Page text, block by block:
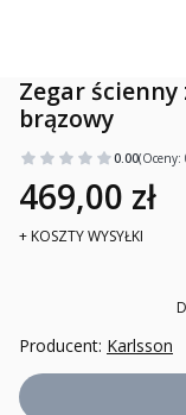
Zegar ścienny
brązowy
0.00(Oceny:
469,00 zł
+ KOSZTY WYSYŁKI
Producent: Karlsson